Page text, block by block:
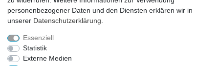
personenbezogener Daten und den Diensten erklären wir in
unserer Daten­schutz­erklärung
Essenziell
Statistik
Externe Medien